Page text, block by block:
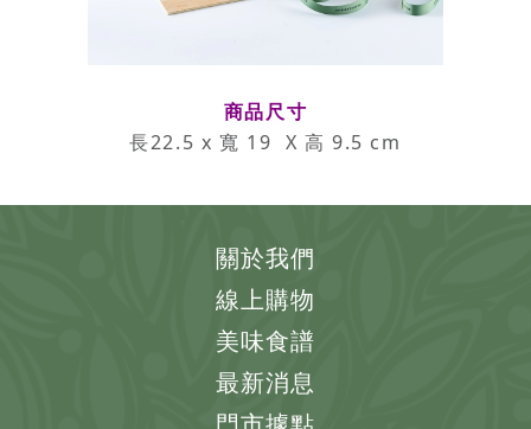
商品尺寸
長22.5 x 寬 19 X 高 9.5 cm
關於我們
線上購物
美味食譜
最新消息